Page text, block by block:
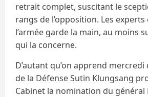
retrait complet, suscitant le
rangs de l’opposition. Les
l’armée garde la main, au moins
qui la concerne.
D’autant qu’on apprend
de la Défense Sutin Klungsang
Cabinet la nomination du